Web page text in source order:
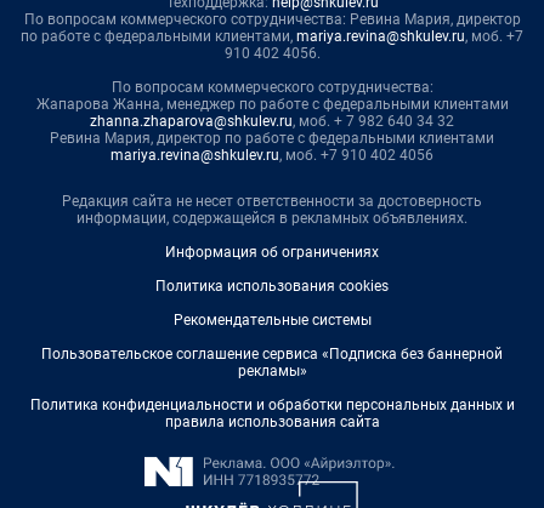
По вопросам коммерческого сотрудничества: Ревина Мария, директор
по работе с федеральными клиентами, mariya.revina@shkulev.ru, моб. +7
910 402 4056.
По вопросам коммерческого сотрудничества:
Жапарова Жанна, менеджер по работе с федеральными клиентами
zhanna.zhaparova@shkulev.ru, моб. + 7 982 640 34 32
Ревина Мария, директор по работе с федеральными клиентами
mariya.revina@shkulev.ru, моб. +7 910 402 4056
Редакция сайта не несет ответственности за достоверность
информации, содержащейся в рекламных объявлениях.
Информация об ограничениях
Политика использования cookies
Рекомендательные системы
Пользовательское соглашение сервиса «Подписка без баннерной
рекламы»
Политика конфиденциальности и обработки персональных данных и
правила использования сайта